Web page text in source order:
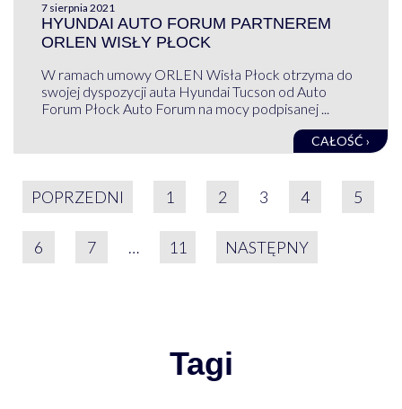
7 sierpnia 2021
HYUNDAI AUTO FORUM PARTNEREM
ORLEN WISŁY PŁOCK
W ramach umowy ORLEN Wisła Płock otrzyma do
swojej dyspozycji auta Hyundai Tucson od Auto
Forum Płock Auto Forum na mocy podpisanej ...
CAŁOŚĆ ›
STRONICOWANIE
POPRZEDNI 1 2 3 4 5
6 7 … 11 NASTĘPNY
Tagi